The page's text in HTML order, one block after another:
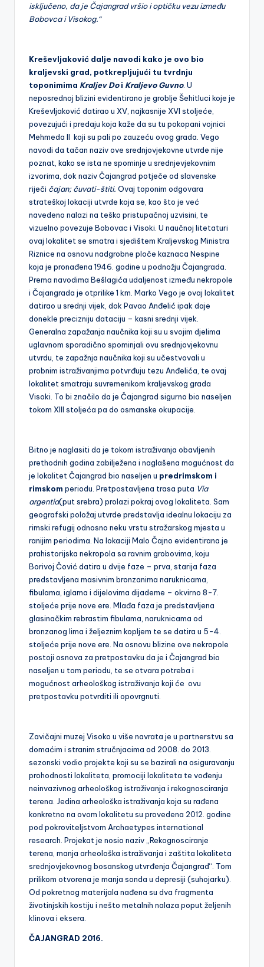
isključeno, da je Čajangrad vršio i optičku vezu između
Bobovca i Visokog.“
Kreševljaković dalje navodi kako je ovo bio
kraljevski grad, potkrepljujući tu tvrdnju
toponimima Kraljev Doi Kraljevo Guvno. U
neposrednoj blizini evidentirano je groblje Šehitluci koje je
Kreševljaković datirao u XV, najkasnije XVI stoljeće,
povezujući i predaju koja kaže da su tu pokopani vojnici
Mehmeda II koji su pali po zauzeću ovog grada. Vego
navodi da tačan naziv ove srednjovjekovne utvrde nije
poznat, kako se ista ne spominje u srednjevjekovnim
izvorima, dok naziv Čajangrad potječe od slavenske
riječi čajan; čuvati-štiti. Ovaj toponim odgovara
strateškoj lokaciji utvrde koja se, kao što je već
navedeno nalazi na teško pristupačnoj uzvisini, te
vizuelno povezuje Bobovac i Visoki. U naučnoj litetaturi
ovaj lokalitet se smatra i sjedištem Kraljevskog Ministra
Riznice na osnovu nadgrobne ploče kaznaca Nespine
koja je pronađena 1946. godine u podnožju Čajangrada.
Prema navodima Bešlagića udaljenost između nekropole
i Čajangrada je otprilike 1 km. Marko Vego je ovaj lokalitet
datirao u srednji vijek, dok Pavao Anđelić ipak daje
donekle precizniju dataciju – kasni srednji vijek.
Generalna zapažanja naučnika koji su u svojim djelima
uglavnom sporadično spominjali ovu srednjovjekovnu
utvrdu, te zapažnja naučnika koji su učestvovali u
probnim istraživanjima potvrđuju tezu Anđelića, te ovaj
lokalitet smatraju suvremenikom kraljevskog grada
Visoki. To bi značilo da je Čajangrad sigurno bio naseljen
tokom XIII stoljeća pa do osmanske okupacije.
Bitno je naglasiti da je tokom istraživanja obavljenih
prethodnih godina zabilježena i naglašena mogućnost da
je lokalitet Čajangrad bio naseljen u predrimskom i
rimskom periodu. Pretpostavljena trasa puta Via
argentia(put srebra) prolazi pokraj ovog lokaliteta. Sam
geografski položaj utvrde predstavlja idealnu lokaciju za
rimski refugij odnosno neku vrstu stražarskog mjesta u
ranijim periodima. Na lokaciji Malo Čajno evidentirana je
prahistorijska nekropola sa ravnim grobovima, koju
Borivoj Čović datira u dvije faze – prva, starija faza
predstavljena masivnim bronzanima naruknicama,
fibulama, iglama i dijelovima dijademe – okvirno 8-7.
stoljeće prije nove ere. Mlađa faza je predstavljena
glasinačkim rebrastim fibulama, naruknicama od
bronzanog lima i željeznim kopljem te se datira u 5-4.
stoljeće prije nove ere. Na osnovu blizine ove nekropole
postoji osnova za pretpostavku da je i Čajangrad bio
naseljen u tom periodu, te se otvara potreba i
mogućnost arheološkog istraživanja koji će ovu
pretpostavku potvrditi ili opovrgnuti.
Zavičajni muzej Visoko u više navrata je u partnerstvu sa
domaćim i stranim stručnjacima od 2008. do 2013.
sezonski vodio projekte koji su se bazirali na osiguravanju
prohodnosti lokaliteta, promociji lokaliteta te vođenju
neinvazivnog arheološkog istraživanja i rekognosciranja
terena. Jedina arheološka istraživanja koja su rađena
konkretno na ovom lokalitetu su provedena 2012. godine
pod pokroviteljstvom Archaetypes international
research. Projekat je nosio naziv „Rekognosciranje
terena, manja arheološka istraživanja i zaštita lokaliteta
srednjovjekovnog bosanskog utvrđenja Čajangrad“. Tom
prilikom otvorena je manja sonda u depresiji (suhojarku).
Od pokretnog materijala nađena su dva fragmenta
životinjskih kostiju i nešto metalnih nalaza poput željenih
klinova i eksera.
ČAJANGRAD 2016.